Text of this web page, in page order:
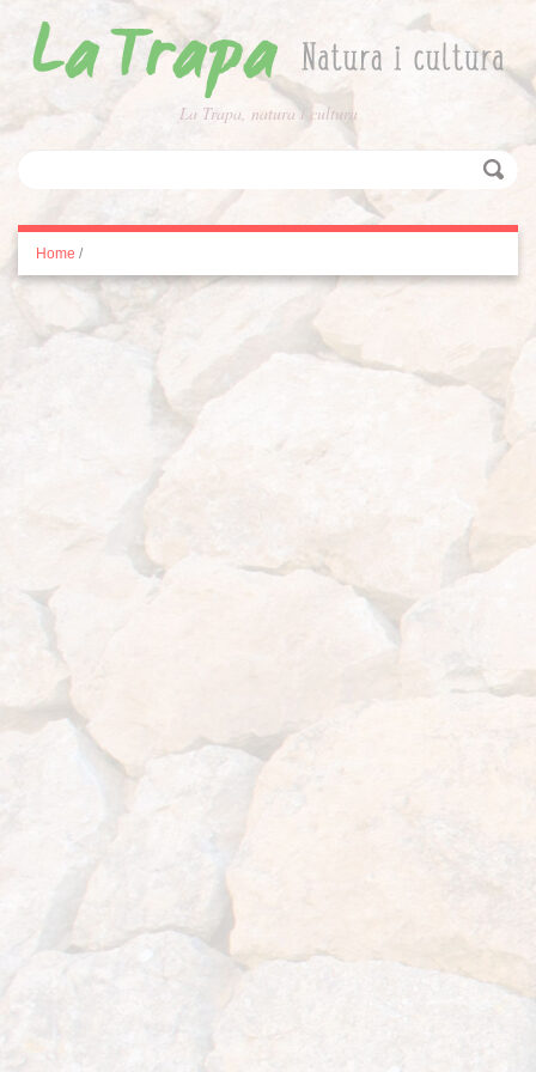
La Trapa, natura i cultura
Home /